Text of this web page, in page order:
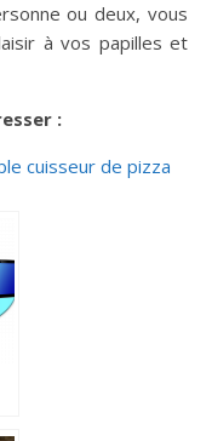
ou deux, vous
à vos papilles et
:
cuisseur de pizza